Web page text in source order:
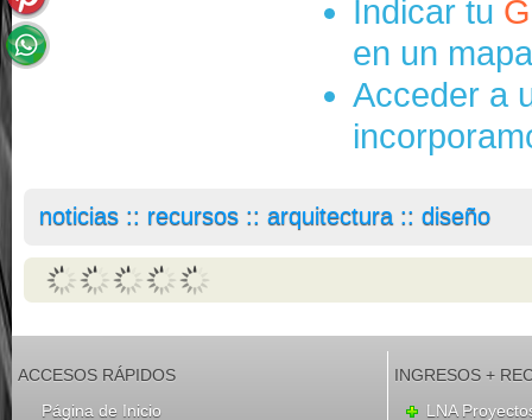
Indicar tu
en un
Acceder a
noticias :: recursos :: arquitectura :: diseño
ACCESOS RÁPIDOS
Página de Inicio
INGRESOS +
LNA